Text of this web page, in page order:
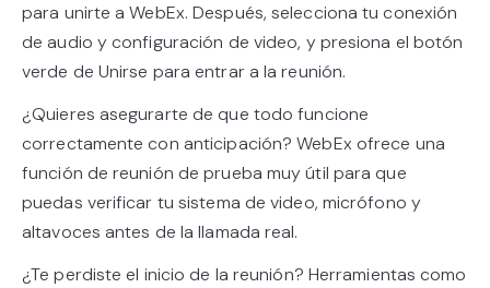
para unirte a WebEx. Después, selecciona tu conexión
de audio y configuración de video, y presiona el botón
verde de Unirse para entrar a la reunión.
¿Quieres asegurarte de que todo funcione
correctamente con anticipación? WebEx ofrece una
función de reunión de prueba muy útil para que
puedas verificar tu sistema de video, micrófono y
altavoces antes de la llamada real.
¿Te perdiste el inicio de la reunión? Herramientas como